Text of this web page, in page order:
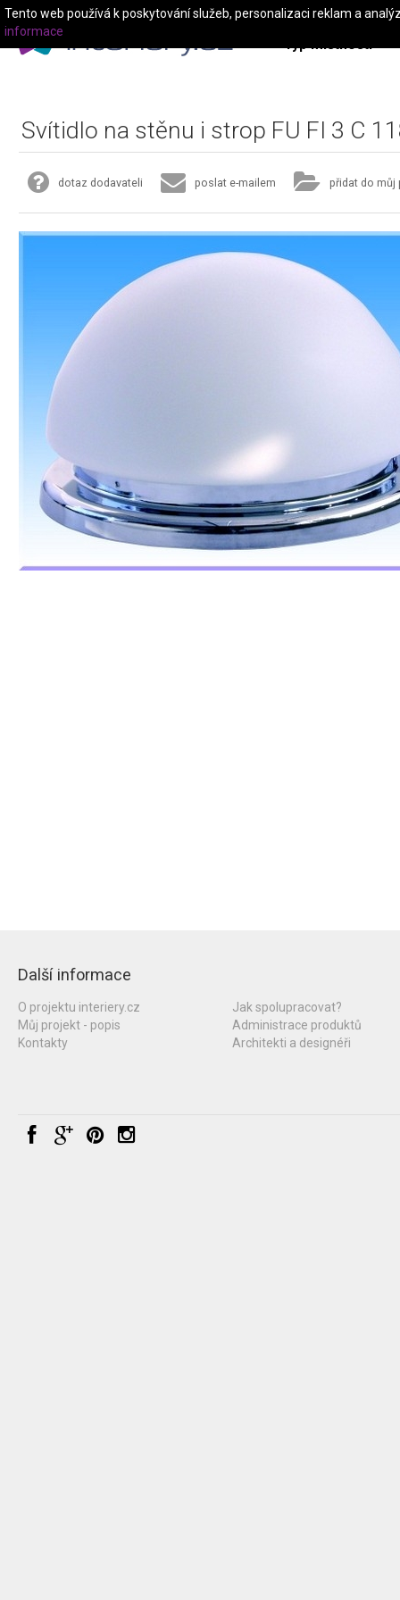
Typ místnosti
Svítidlo na stěnu i strop FU FI 3 C
dotaz dodavateli poslat e-mailem přidat do můj
Další informace
O projektu interiery.cz
Můj projekt - popis
Kontakty
Jak spolupracovat?
Administrace produktů
Architekti a designéři
Tento web používá k poskytování služeb, personalizaci reklam a
informace